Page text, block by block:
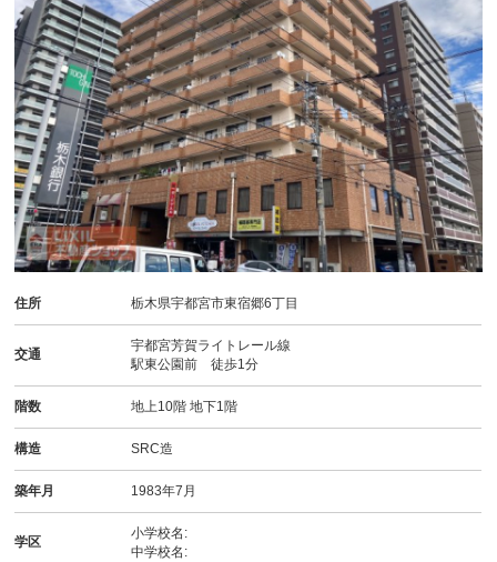
住所 栃木県宇都宮市東宿郷6丁目
交通
宇都宮芳賀ライトレール線
駅東公園前 徒歩1分
階数 地上10階 地下1階
構造 SRC造
築年月 1983年7月
学区
小学校名:
中学校名: